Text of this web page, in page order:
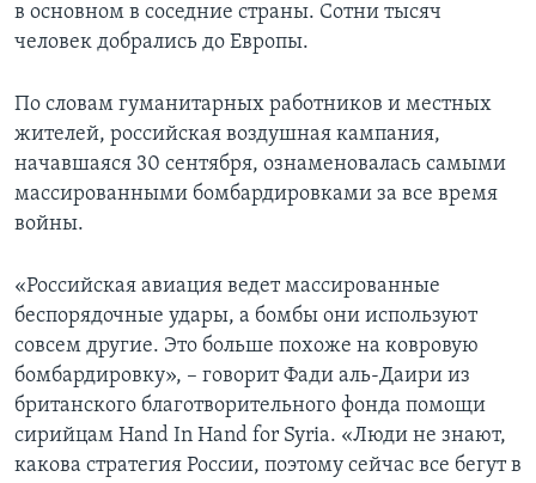
в основном в соседние страны. Сотни тысяч
человек добрались до Европы.
По словам гуманитарных работников и местных
жителей, российская воздушная кампания,
начавшаяся 30 сентября, ознаменовалась самыми
массированными бомбардировками за все время
войны.
«Российская авиация ведет массированные
беспорядочные удары, а бомбы они используют
совсем другие. Это больше похоже на ковровую
бомбардировку», – говорит Фади аль-Даири из
британского благотворительного фонда помощи
сирийцам Hand In Hand for Syria. «Люди не знают,
какова стратегия России, поэтому сейчас все бегут в